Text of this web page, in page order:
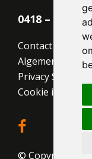
0418 – 55 22
Contact
Algemene
Privacy Statement
Cookie
© Copyright 2026